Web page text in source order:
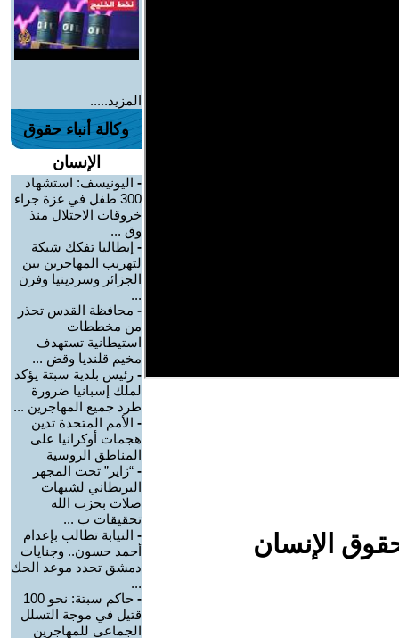
الإنسان
المزيد.....
وكالة أنباء حقوق
الإنسان
- اليونيسف: استشهاد
300 طفل في غزة جراء
خروقات الاحتلال منذ
وق ...
- إيطاليا تفكك شبكة
لتهريب المهاجرين بين
الجزائر وسردينيا وفرن
...
- محافظة القدس تحذر
من مخططات
استيطانية تستهدف
مخيم قلنديا وقض ...
- رئيس بلدية سبتة يؤكد
لملك إسبانيا ضرورة
طرد جميع المهاجرين ...
- الأمم المتحدة تدين
هجمات أوكرانيا على
المناطق الروسية
- “زاير” تحت المجهر
البريطاني لشبهات
صلات بحزب الله
تحقيقات ب ...
- النيابة تطالب بإعدام
أحمد حسون.. وجنايات
دمشق تحدد موعد الحك
...
-
حاكم سبتة: نحو 100
قتيل في موجة التسلل
الجماعي للمهاجرين